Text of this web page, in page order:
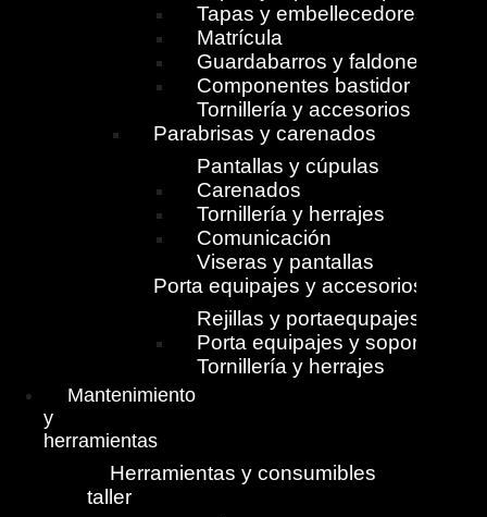
Tapas y embellecedores
Matrícula
Guardabarros y faldones
Componentes bastidor
Tornillería y accesorios
Parabrisas y carenados
Pantallas y cúpulas
Carenados
Tornillería y herrajes
Comunicación
Viseras y pantallas
Porta equipajes y accesorios
Rejillas y portaequpajes
Porta equipajes y soportes
Tornillería y herrajes
Mantenimiento
y
herramientas
Herramientas y consumibles
taller